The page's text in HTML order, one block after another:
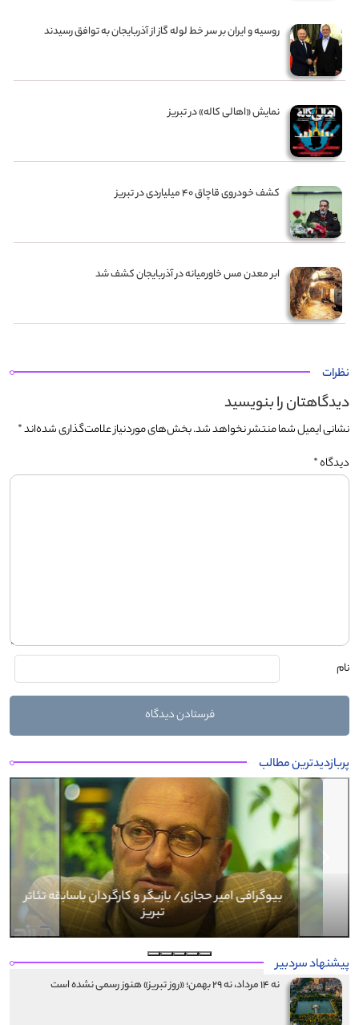
روسیه و ایران بر سر خط لوله گاز از آذربایجان به توافق رسیدند
نمایش «اهالی کاله» در تبریز
کشف خودروی قاچاق ۴۰ میلیاردی در تبریز
ابر معدن مس خاورمیانه در آذربایجان کشف شد
نظرات
دیدگاهتان را بنویسید
نشانی ایمیل شما منتشر نخواهد شد.بخش‌های موردنیاز علامت‌گذاری شده‌اند*
دیدگاه*
نام
پربازدیدترین مطالب
بیوگرافی کرار نماری
Previous
Next
پیشنهاد سردبیر
نه ۱۴ مرداد، نه ۲۹ بهمن؛ «روز تبریز» هنوز رسمی نشده است